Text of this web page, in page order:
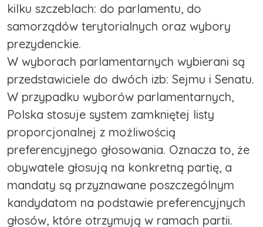
kilku szczeblach: do parlamentu, do
samorządów terytorialnych oraz wybory
prezydenckie.
W wyborach parlamentarnych wybierani są
przedstawiciele do dwóch izb: Sejmu i Senatu.
W przypadku wyborów parlamentarnych,
Polska stosuje system zamkniętej listy
proporcjonalnej z możliwością
preferencyjnego głosowania. Oznacza to, że
obywatele głosują na konkretną partię, a
mandaty są przyznawane poszczególnym
kandydatom na podstawie preferencyjnych
głosów, które otrzymują w ramach partii.